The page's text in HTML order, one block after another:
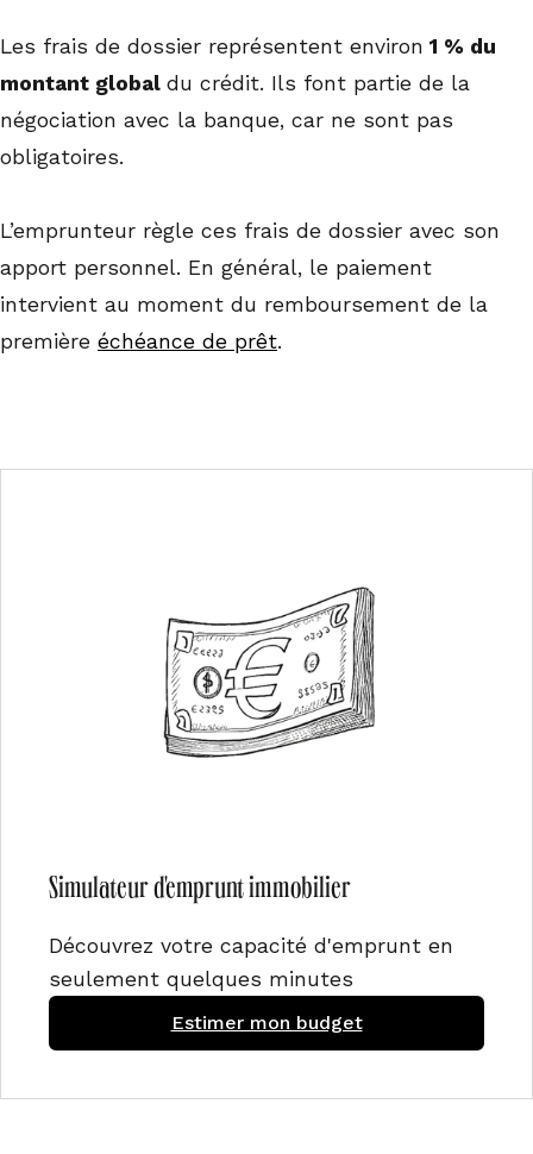
Les frais de dossier représentent environ 1 % du
montant global du crédit. Ils font partie de la
négociation avec la banque, car ne sont pas
obligatoires.
L’emprunteur règle ces frais de dossier avec son
apport personnel. En général, le paiement
intervient au moment du remboursement de la
première échéance de prêt.
Simulateur d'emprunt immobilier
Découvrez votre capacité d'emprunt en
seulement quelques minutes
Estimer mon budget